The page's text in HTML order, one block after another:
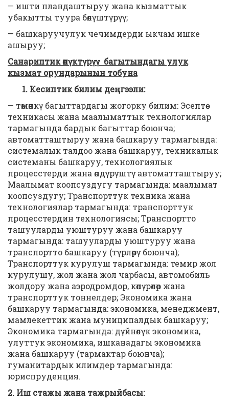
— ишти пландаштыруу жана кызматтык
убакытты туура бөлүштүрүү;
— башкаруучулук чечимдерди ыкчам ишке
ашыруу;
Санариптик өнүктүрүү багытындагы улук
кызмат орундарынын тобуна
1. Кесиптик билим деңгээли:
— төмөнкү багыттардагы жогорку билим: Эсептөө
техникасы жана маалыматтык технологиялар
тармагында бардык багыттар боюнча;
автоматташтыруу жана башкаруу тармагында:
системалык талдоо жана башкаруу, техникалык
системаны башкаруу, технологиялык
процесстерди жана өндүрүштү автоматташтыруу;
Маалымат коопсуздугу тармагында: маалымат
коопсуздугу; Транспорттук техника жана
технологиялар тармагында: транспорттук
процесстердин технологиясы; Транспортто
ташууларды уюштуруу жана башкаруу
тармагында: ташууларды уюштуруу жана
транспортто башкаруу (түрлөрү боюнча);
Транспорттук курулуш тармагында: темир жол
курулушу, жол жана жол чарбасы, автомобиль
жолдору жана аэродромдор, көпүрөлөр жана
транспорттук тоннелдер; Экономика жана
башкаруу тармагында: экономика, менеджмент,
мамлекеттик жана муниципалдык башкаруу;
Экономика тармагында: дүйнөлүк экономика,
улуттук экономика, ишканадагы экономика
жана башкаруу (тармактар боюнча);
гуманитардык илимдер тармагында:
юриспруденция.
2. Иш стажы жана тажрыйбасы: